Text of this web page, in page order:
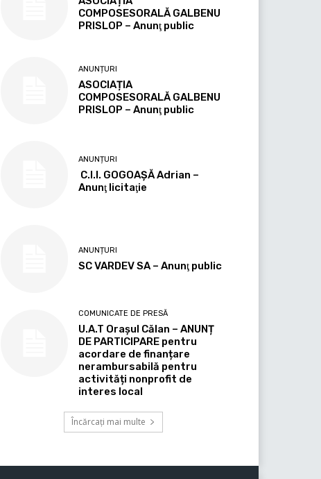
COMPOSESORALĂ GALBENU
PRISLOP – Anunţ public
ANUNȚURI
ASOCIAȚIA
COMPOSESORALĂ GALBENU
PRISLOP – Anunţ public
ANUNȚURI
C.I.I. GOGOAŞĂ Adrian –
Anunţ licitaţie
ANUNȚURI
SC VARDEV SA – Anunţ public
COMUNICATE DE PRESĂ
U.A.T Orașul Călan – ANUNȚ
DE PARTICIPARE pentru
acordare de finanțare
nerambursabilă pentru
activități nonprofit de
interes local
Încărcați mai multe